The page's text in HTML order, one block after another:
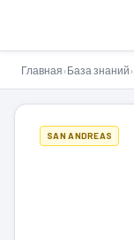
Главная›База знаний›
SAN ANDREAS